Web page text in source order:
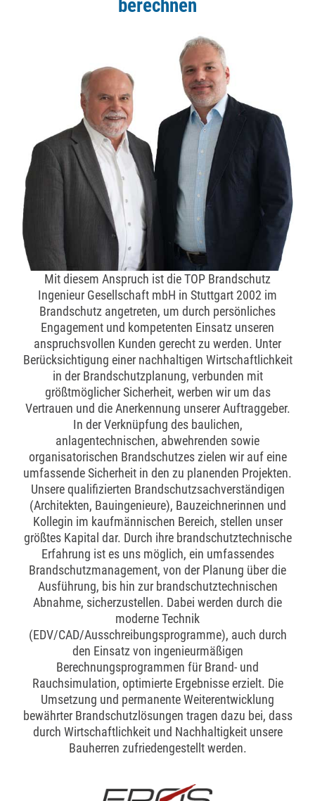
berechnen
Mit diesem Anspruch ist die TOP Brandschutz
Ingenieur Gesellschaft mbH in Stuttgart 2002 im
Brandschutz angetreten, um durch persönliches
Engagement und kompetenten Einsatz unseren
anspruchsvollen Kunden gerecht zu werden. Unter
Berücksichtigung einer nachhaltigen Wirtschaftlichkeit
in der Brandschutzplanung, verbunden mit
größtmöglicher Sicherheit, werben wir um das
Vertrauen und die Anerkennung unserer Auftraggeber.
In der Verknüpfung des baulichen,
anlagentechnischen, abwehrenden sowie
organisatorischen Brandschutzes zielen wir auf eine
umfassende Sicherheit in den zu planenden Projekten.
Unsere qualifizierten Brandschutzsachverständigen
(Architekten, Bauingenieure), Bauzeichnerinnen und
Kollegin im kaufmännischen Bereich, stellen unser
größtes Kapital dar. Durch ihre brandschutztechnische
Erfahrung ist es uns möglich, ein umfassendes
Brandschutzmanagement, von der Planung über die
Ausführung, bis hin zur brandschutztechnischen
Abnahme, sicherzustellen. Dabei werden durch die
moderne Technik
(EDV/CAD/Ausschreibungsprogramme), auch durch
den Einsatz von ingenieurmäßigen
Berechnungsprogrammen für Brand- und
Rauchsimulation, optimierte Ergebnisse erzielt. Die
Umsetzung und permanente Weiterentwicklung
bewährter Brandschutzlösungen tragen dazu bei, dass
durch Wirtschaftlichkeit und Nachhaltigkeit unsere
Bauherren zufriedengestellt werden.